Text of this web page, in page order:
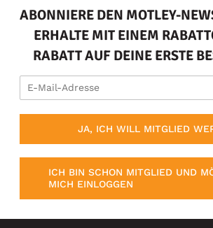
ABONNIERE DEN MOTLEY-
ERHALTE MIT EINEM
RABATT AUF DEINE ERSTE
JA, ICH WILL MITGLIED
ICH BIN SCHON MITGLIED UND
MICH EINLOGGEN